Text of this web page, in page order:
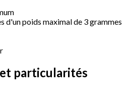
d'un poids maximal de 3 grammes
particularités